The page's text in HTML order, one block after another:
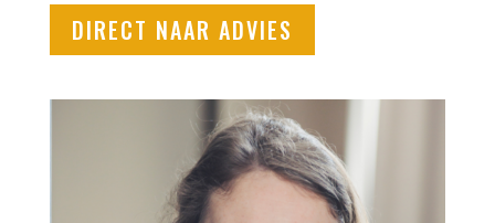
KLAAR VOOR
OMZETGROEI?
Heb jij een commerciële uitdaging en ben je toe
aan groei? Met mijn 25+ jaar ervaring bied ik hotels
en evenementenlocaties praktische,
resultaatgerichte oplossingen: